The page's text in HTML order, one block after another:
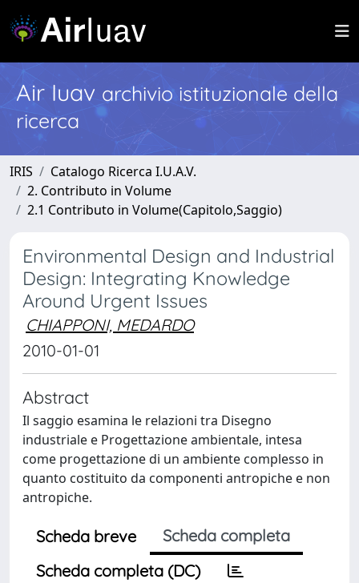
Air Iuav archivio istituzionale della
ricerca
IRIS
Catalogo Ricerca I.U.A.V.
2. Contributo in Volume
2.1 Contributo in Volume(Capitolo,Saggio)
Environmental Design and Industrial
Design: Integrating Knowledge
Around Urgent Issues
CHIAPPONI, MEDARDO
2010-01-01
Abstract
Il saggio esamina le relazioni tra Disegno
industriale e Progettazione ambientale, intesa
come progettazione di un ambiente complesso in
quanto costituito da componenti antropiche e non
antropiche.
Scheda breve
Scheda completa
Scheda completa (DC)